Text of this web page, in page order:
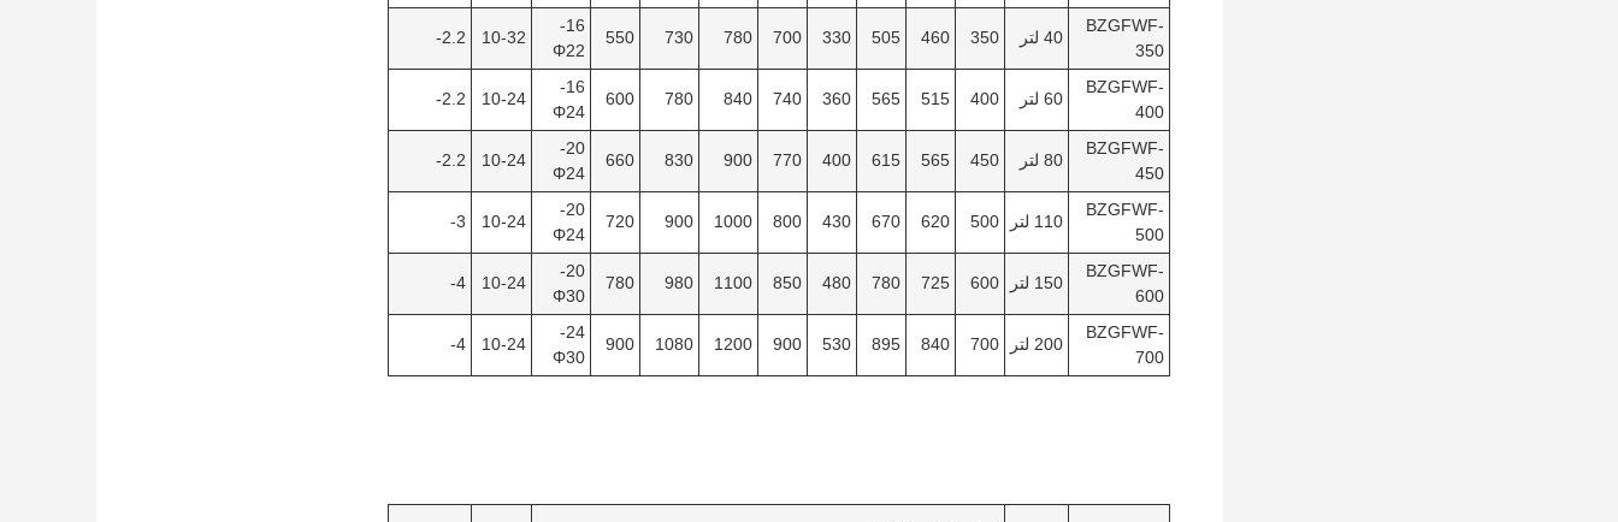
BZGFWF-
350
40 لتر 350
460
505
330
700
780
730
550
16-
Φ22
10-32
2.2-
BZGFWF-
400
60 لتر 400
515
565
360
740
840
780
600
16-
Φ24
10-24
2.2-
BZGFWF-
450
80 لتر 450
565
615
400
770
900
830
660
20-
Φ24
10-24
2.2-
BZGFWF-
500
110 لتر 500
620
670
430
800
1000
900
720
20-
Φ24
10-24
3-
BZGFWF-
600
150 لتر 600
725
780
480
850
1100
980
780
20-
Φ30
10-24
4-
BZGFWF-
700
200 لتر 700
840
895
530
900
1200
1080
900
24-
Φ30
10-24
4-